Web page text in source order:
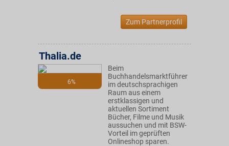
Zum Partnerprofil
6%
Thalia.de
Beim
Buchhandelsmarktführer
im deutschsprachigen
Raum aus einem
erstklassigen und
aktuellen Sortiment
Bücher, Filme und Musik
aussuchen und mit BSW-
Vorteil im geprüften
Onlineshop sparen.